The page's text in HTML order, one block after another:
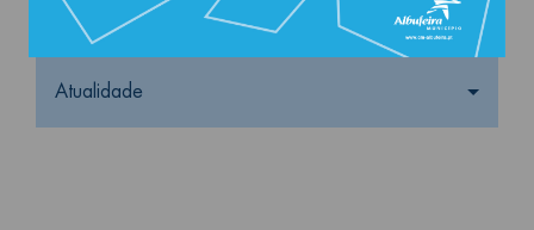
Serviços online
Atualidade